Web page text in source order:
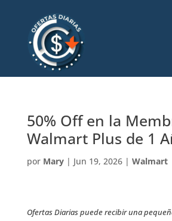
50% Off en la
Walmart Plus de 1
por Mary| Jun 19, 2026| Walmart
Ofertas Diarias puede recibir una